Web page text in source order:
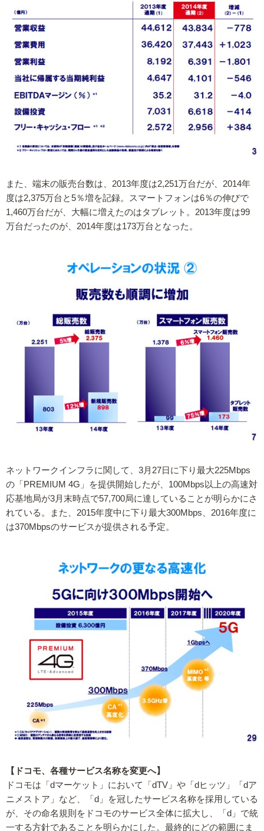
また、端末の販売台数は、2013年度は2,251万台だが、2014年
度は2,375万台と5％増を記録。スマートフォンは6％の伸びで
1,460万台だが、大幅に増えたのはタブレット。2013年度は99
万台だったのが、2014年度は173万台となった。
ネットワークインフラに関して、3月27日に下り最大225Mbps
の「PREMIUM 4G」を提供開始したが、100Mbps以上の高速対
応基地局が3月末時点で57,700局に達していることが明らかにさ
れている。また、2015年度中に下り最大300Mbps、2016年度に
は370Mbpsのサービスが提供される予定。
【ドコモ、各種サービス名称を変更へ】
ドコモは「dマーケット」において「dTV」や「dヒッツ」「dア
ニメストア」など、「d」を冠したサービス名称を採用している
が、その命名規則をドコモのサービス全体に拡大し、「d」で統
一する方針であることを明らかにした。最終的にどの範囲にま